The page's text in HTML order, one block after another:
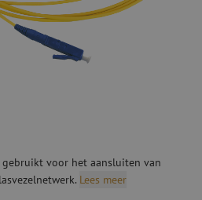
voor het aansluiten van
Lees meer